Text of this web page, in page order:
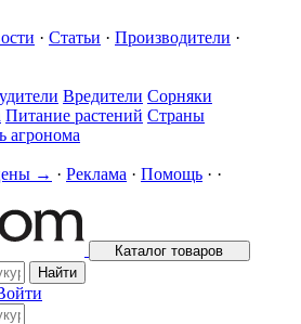
· Статьи · Производители ·
Вредители Сорняки
Питание растений Страны
агронома
→ · Реклама · Помощь · ·
Каталог товаров
Найти